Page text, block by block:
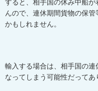
すると、相手国の休み中船
んので、連休期間貨物の保
かもしれません。
輸入する場合は、相手国の連
なってしまう可能性だってあ